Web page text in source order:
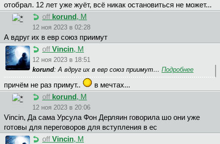
отобрал. 12 лет уже жуёт, всё никак остановиться не может...
off korund , М
12 ноя 2023 в 02:28
А вдруг их в евр союз приимут
off Vincin, М
12 ноя 2023 в 18:51
korund: А вдруг их в евр союз приимут… Подробнее
причём не раз примут..
в мечтах...
off korund , М
12 ноя 2023 в 20:06
Vincin, Да сама Урсула Фон Дерляин говорила шо они уже
готовы для переговоров для вступления в ес
off Vincin, М